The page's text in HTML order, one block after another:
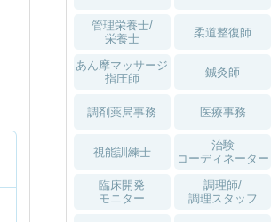
管理栄養士/
栄養士
柔道整復師
あん摩マッサージ
指圧師
鍼灸師
調剤薬局事務 医療事務
視能訓練士
治験
コーディネーター
臨床開発
モニター
調理師/
調理スタッフ